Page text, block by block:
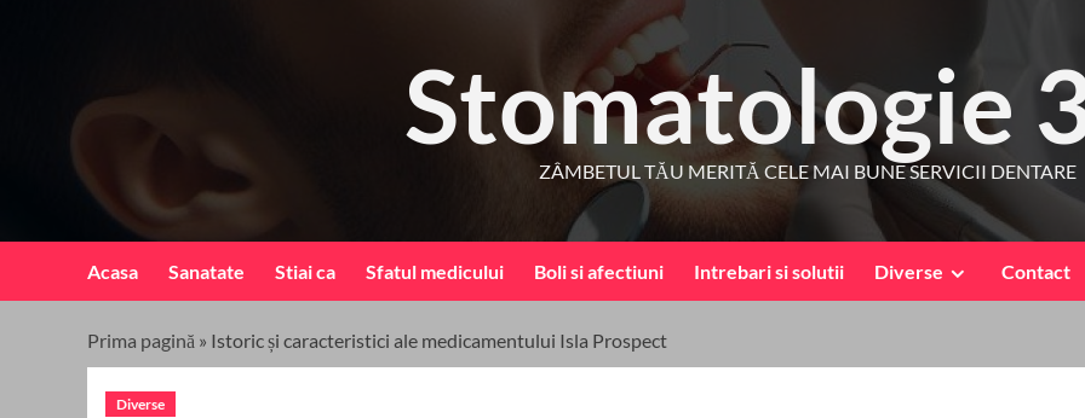
Stomatologie
ZÂMBETUL TĂU MERITĂ CELE MAI BUNE SERVICII DENTARE
Acasa Sanatate Stiai ca Sfatul medicului Boli si afectiuni Intrebari si solutii Diverse Contact
Prima pagină » Istoric și caracteristici ale medicamentului Isla Prospect
Diverse